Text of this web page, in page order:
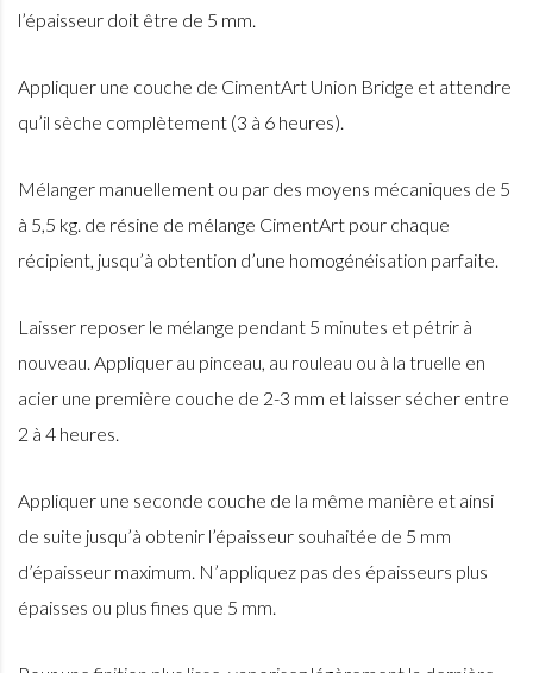
l’épaisseur doit être de 5 mm.
Appliquer une couche de CimentArt Union Bridge et attendre
qu’il sèche complètement (3 à 6 heures).
Mélanger manuellement ou par des moyens mécaniques de 5
à 5,5 kg. de résine de mélange CimentArt pour chaque
récipient, jusqu’à obtention d’une homogénéisation parfaite.
Laisser reposer le mélange pendant 5 minutes et pétrir à
nouveau. Appliquer au pinceau, au rouleau ou à la truelle en
acier une première couche de 2-3 mm et laisser sécher entre
2 à 4 heures.
Appliquer une seconde couche de la même manière et ainsi
de suite jusqu’à obtenir l’épaisseur souhaitée de 5 mm
d’épaisseur maximum. N’appliquez pas des épaisseurs plus
épaisses ou plus fines que 5 mm.